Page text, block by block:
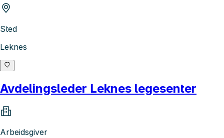
Sted
Leknes
Avdelingsleder Leknes legesenter
Arbeidsgiver